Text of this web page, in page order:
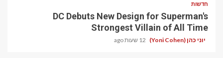
חדשות
DC Debuts New Design for Superman's
Strongest Villain of All Time
יוני כהן (Yoni Cohen) 12 שעות ago